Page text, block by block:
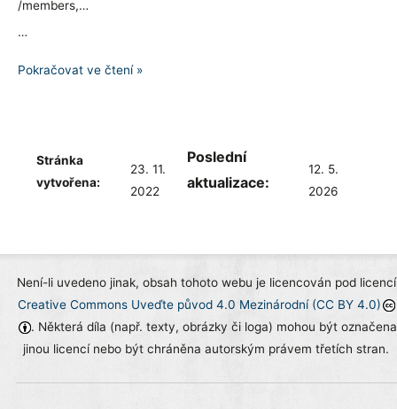
ORCID?
/members,…
…
Změny
DataCite
Pokračovat ve čtení »
Stránka
vytvořena:
23. 11.
2022
Poslední
aktualizace:
12. 5.
2026
Není-li uvedeno jinak, obsah tohoto webu je licencován pod licencí
Creative Commons Uveďte původ 4.0 Mezinárodní (CC BY 4.0)
. Některá díla (např. texty, obrázky či loga) mohou být označena
jinou licencí nebo být chráněna autorským právem třetích stran.